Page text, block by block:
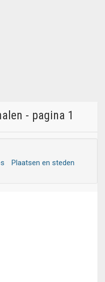
- pagina 1
Plaatsen en steden